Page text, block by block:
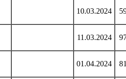
10.03.2024
11.03.2024
01.04.2024